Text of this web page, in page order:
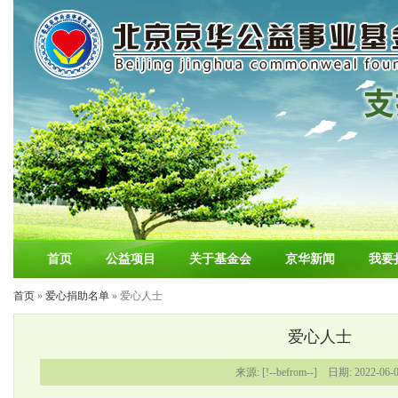
首页 公益项目 关于基金会 京华新闻 我要
首页 » 爱心捐助名单 » 爱心人士
爱心人士
来源: [!--befrom--] 日期: 2022-06-